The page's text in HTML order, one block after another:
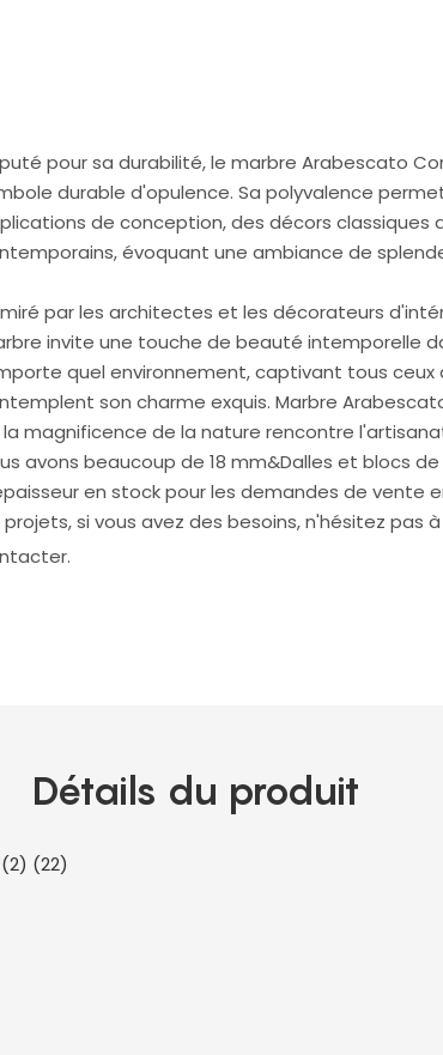
pour sa durabilité, le marbre Arabescato
durable d'opulence. Sa polyvalence
de conception, des décors classiques
évoquant une ambiance de
par les architectes et les décorateurs
invite une touche de beauté intemporelle
quel environnement, captivant tous ceux
son charme exquis. Marbre
la magnificence de la nature rencontre
avons beaucoup de 18 mm&Dalles et blocs
en stock pour les demandes de vente
si vous avez des besoins, n'hésitez pas
Détails du produit